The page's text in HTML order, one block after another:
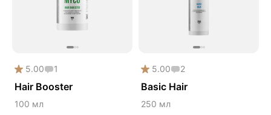
5.00 1
Hair Booster
100 мл
5.00 2
Basic Hair
250 мл